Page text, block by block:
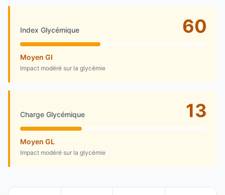
Index Glycémique 60
Moyen GI
Impact modéré sur la glycémie
Charge Glycémique 13
Moyen GL
Impact modéré sur la glycémie